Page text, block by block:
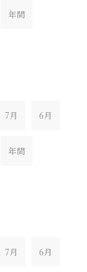
年間
7月 6月
年間
7月 6月